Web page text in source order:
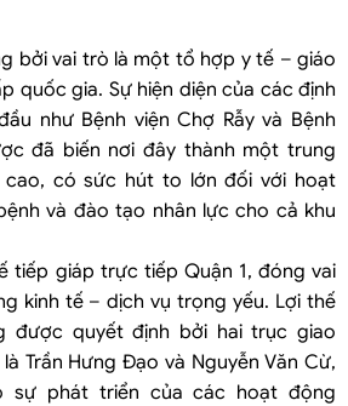
bởi vai trò là một tổ hợp y tế – giáo
quốc gia. Sự hiện diện của các định
như Bệnh viện Chợ Rẫy và Bệnh
đã biến nơi đây thành một trung
có sức hút to lớn đối với hoạt
và đào tạo nhân lực cho cả khu
tiếp giáp trực tiếp Quận 1, đóng vai
kinh tế – dịch vụ trọng yếu. Lợi thế
được quyết định bởi hai trục giao
Trần Hưng Đạo và Nguyễn Văn Cừ,
sự phát triển của các hoạt động